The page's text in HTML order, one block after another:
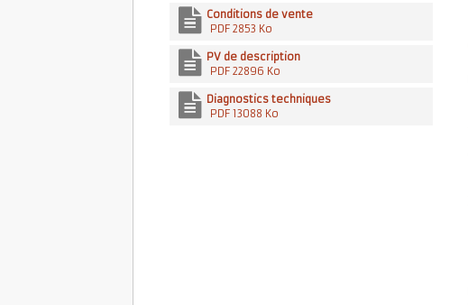
Conditions de vente
PDF 2853 Ko
PV de description
PDF 22896 Ko
Diagnostics techniques
PDF 13088 Ko